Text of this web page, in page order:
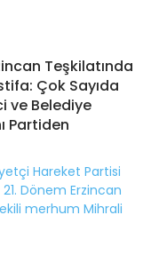
Teşkilatında
Çok Sayıda
ve Belediye
Partiden